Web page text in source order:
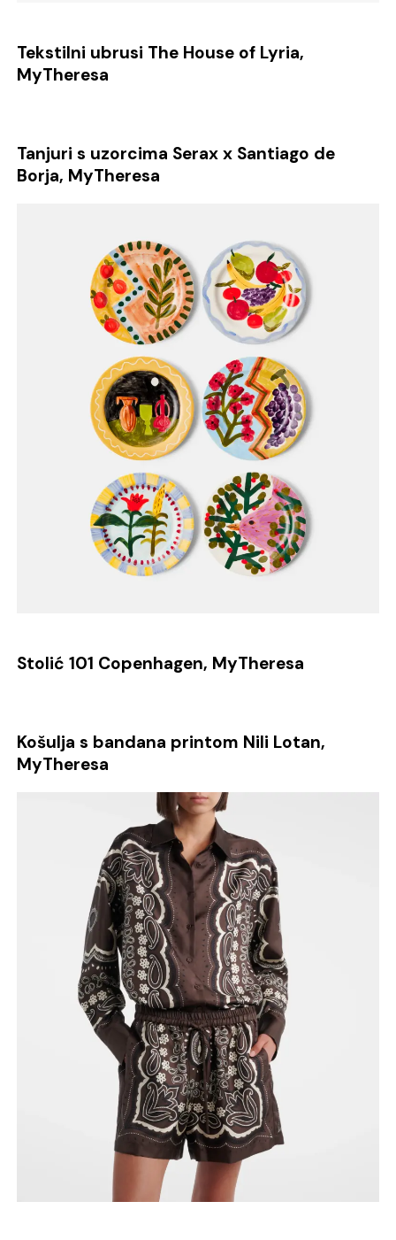
Tekstilni ubrusi The House of Lyria,
MyTheresa
Tanjuri s uzorcima Serax x Santiago de
Borja, MyTheresa
Stolić 101 Copenhagen, MyTheresa
Košulja s bandana printom Nili Lotan,
MyTheresa